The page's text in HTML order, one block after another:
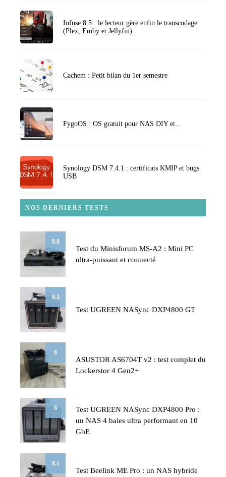
Infuse 8.5 : le lecteur gère enfin le transcodage
(Plex, Emby et Jellyfin)
Cachem : Petit bilan du 1er semestre
FygoOS : OS gratuit pour NAS DIY et…
Synology DSM 7.4.1 : certificats KMIP et bugs
USB
NOS DERNIERS TESTS
8.8
Test du Minisforum MS-A2 : Mini PC
ultra-puissant et connecté
8.3
Test UGREEN NASync DXP4800 GT
8
ASUSTOR AS6704T v2 : test complet du
Lockerstor 4 Gen2+
8
Test UGREEN NASync DXP4800 Pro :
un NAS 4 baies ultra performant en 10
GbE
8.1
Test Beelink ME Pro : un NAS hybride